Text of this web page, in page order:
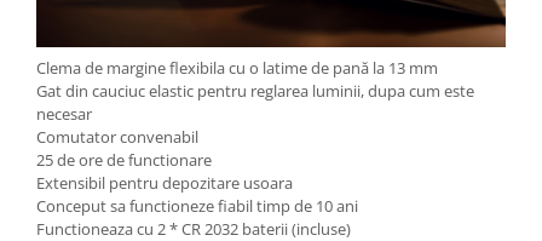
Clema de margine flexibila cu o latime de pană la 13 mm
Gat din cauciuc elastic pentru reglarea luminii, dupa cum este
necesar
Comutator convenabil
25 de ore de functionare
Extensibil pentru depozitare usoara
Conceput sa functioneze fiabil timp de 10 ani
Functioneaza cu 2 * CR 2032 baterii (incluse)